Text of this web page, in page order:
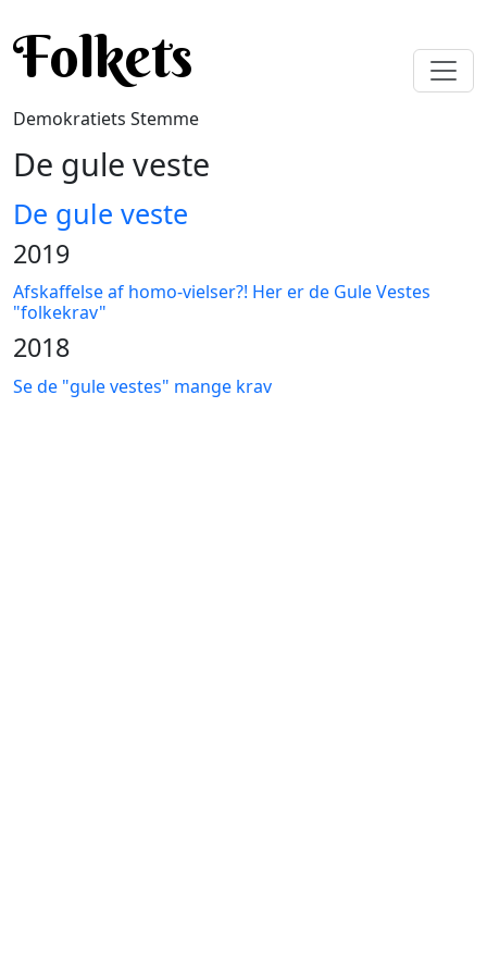
Folkets
Demokratiets Stemme
De gule veste
De gule veste
2019
Afskaffelse af homo-vielser?! Her er de Gule Vestes
"folkekrav"
2018
Se de "gule vestes" mange krav